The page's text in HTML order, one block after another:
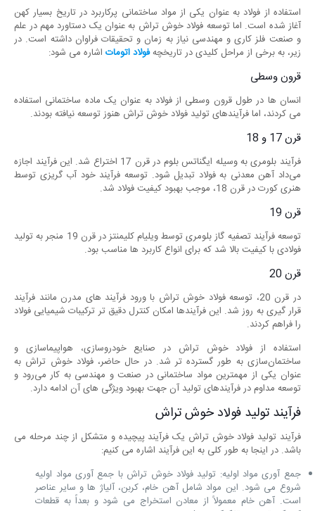
استفاده از فولاد به عنوان یکی از مواد ساختمانی پرکاربرد در تاریخ بسیار کهن
آغاز شده است. اما توسعه فولاد خوش تراش به عنوان یک دستاورد مهم در علم
و صنعت فلز کاری و مهندسی نیاز به زمان و تحقیقات فراوان داشته است. در
زیر، به برخی از مراحل کلیدی در تاریخچهفولاد اتومات اشاره می‌ شود:
قرون وسطی
انسان ‌ها در طول قرون وسطی از فولاد به عنوان یک ماده ساختمانی استفاده
می ‌کردند، اما فرآیندهای تولید فولاد خوش تراش هنوز توسعه نیافته بودند.
قرن 17 و 18
فرآیند بلومری به وسیله ایگناتس بلوم در قرن 17 اختراع شد. این فرآیند اجازه
می‌داد آهن معدنی به فولاد تبدیل شود. توسعه فرآیند خود آب گریزی توسط
هنری کورت در قرن 18، موجب بهبود کیفیت فولاد شد.
قرن 19
توسعه فرآیند تصفیه گاز بلومری توسط ویلیام کلیمنتز در قرن 19 منجر به تولید
فولادی با کیفیت بالا شد که برای انواع کاربرد ها مناسب بود.
قرن 20
در قرن 20، توسعه فولاد خوش تراش با ورود فرآیند های مدرن مانند فرآیند
قرار گیری به روز شد. این فرآیندها امکان کنترل دقیق ‌تر ترکیبات شیمیایی فولاد
را فراهم کردند.
استفاده از فولاد خوش تراش در صنایع خودروسازی، هواپیماسازی و
ساختمان‌سازی به طور گسترده تر شد. در حال حاضر، فولاد خوش تراش به
عنوان یکی از مهمترین مواد ساختمانی در صنعت و مهندسی به کار می‌رود و
توسعه مداوم در فرآیندهای تولید آن جهت بهبود ویژگی ‌های آن ادامه دارد.
فرآیند تولید فولاد خوش تراش
فرآیند تولید فولاد خوش تراش یک فرآیند پیچیده و متشکل از چند مرحله می
‌باشد. در اینجا به طور کلی به این فرآیند اشاره می‌ کنیم:
جمع ‌آوری مواد اولیه: تولید فولاد خوش تراش با جمع ‌آوری مواد اولیه
شروع می ‌شود. این مواد شامل آهن خام، کربن، آلیاژ ها و سایر عناصر
است. آهن خام معمولاً از معادن استخراج می ‌شود و بعداً به قطعات